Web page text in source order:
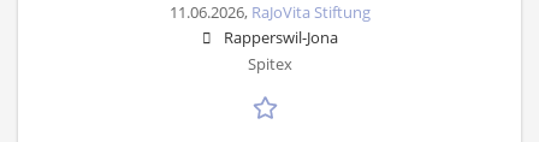
11.06.2026, RaJoVita Stiftung
Rapperswil-Jona
Spitex